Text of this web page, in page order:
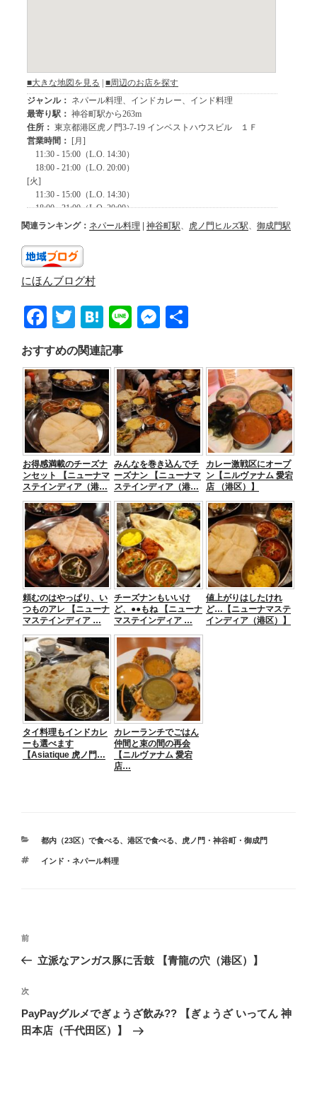
関連ランキング： ネパール料理 神谷町駅、 虎ノ門ヒルズ駅、 御成門駅
にほんブログ村
F
a
c
e
b
o
o
k
T
wi
tt
er
H
at
e
n
a
Li
e
M
ss
e
n
g
er
おすすめの関連記事
お得感満載のチーズナ
ンセット 【ニューナマ
ステインディア（港…
みんなを巻き込んでチ
ーズナン 【ニューナマ
ステインディア（港…
カレー激戦区にオープ
ン【ニルヴァナム 愛宕
店 （港区）】
頼むのはやっぱり、い
つものアレ 【ニューナ
マステインディア …
チーズナンもいいけ
ど、●●もね 【ニューナ
マステインディア …
値上がりはしたけれ
ど…【ニューナマステ
インディア（港区）】
タイ料理もインドカレ
ーも選べます
【Asiatique 虎ノ門…
カレーランチでごはん
仲間と束の間の再会
【ニルヴァナム 愛宕
店…
カ
ゴ
都内（23区）で食べる、 港区で食べる、 虎ノ門・神谷町・御成門
タ
インド・ネパール料理
投
ビ
ゲ
ー
前
の
稿
前
立派なアンガス豚に舌鼓 【青龍の穴（港区）】
次
の
投
次
PayPayグルメでぎょうざ飲み?? 【ぎょうざ いってん 神
田本店（千代田区）】